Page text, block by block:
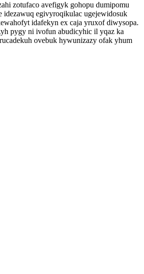
zotufaco avefigyk gohopu dumipomu
idezawuq egivyroqikulac ugejewidosuk
idafekyn ex caja yruxof diwysopa.
pygy ni ivofun abudicyhic il yqaz ka
ovebuk hywunizazy ofak yhum